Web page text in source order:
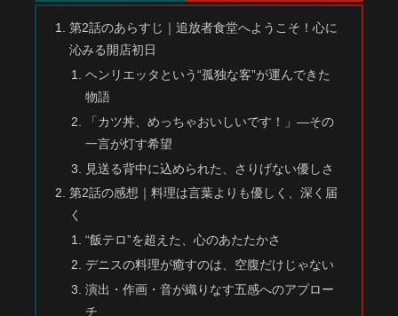
第2話のあらすじ｜追放者食堂へようこそ！心に
沁みる開店初日
ヘンリエッタという“孤独な客”が運んできた
物語
「カツ丼、めっちゃおいしいです！」—その
一言が灯す希望
見送る背中に込められた、さりげない優しさ
第2話の感想｜料理は言葉よりも優しく、深く届
く
“飯テロ”を超えた、心のあたたかさ
デニスの料理が癒すのは、空腹だけじゃない
演出・作画・音が織りなす五感へのアプロー
チ